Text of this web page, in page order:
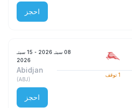
احجز
08 سبتـ 2026
- 15 سبتـ
2026
1 توقف
Abidjan
(
ABJ
)
احجز